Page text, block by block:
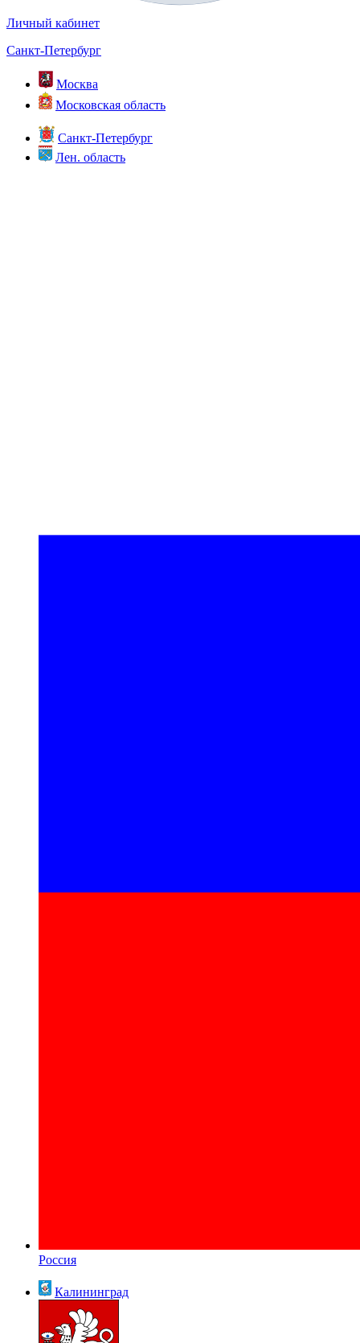
Личный кабинет
Санкт-Петербург
Москва
Московская область
Санкт-Петербург
Лен. область
Россия
Калининград